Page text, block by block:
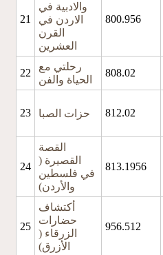
21
والادبية في
الاردن في
القرن
العشرين
800.956
22
رحلتي مع
الحياة والفن
808.02
23 حزات الصبا 812.02
24
القصة
القصيرة (
في فلسطين
والأردن)
813.1956
25
أكتشاف
حضارات
الزرقاء (
الأزرق)
956.512